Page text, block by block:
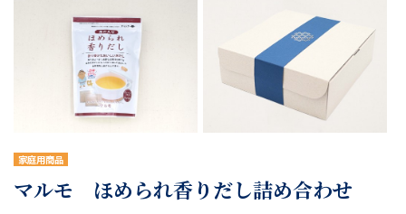
家庭用商品
マルモ ほめられ香りだし詰め合わせ